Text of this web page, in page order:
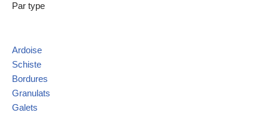
Par type
Ardoise
Schiste
Bordures
Granulats
Galets